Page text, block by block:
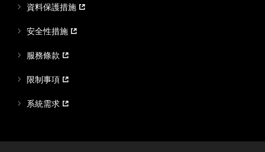
資料保護措施
安全性措施
服務條款
限制事項
系統需求